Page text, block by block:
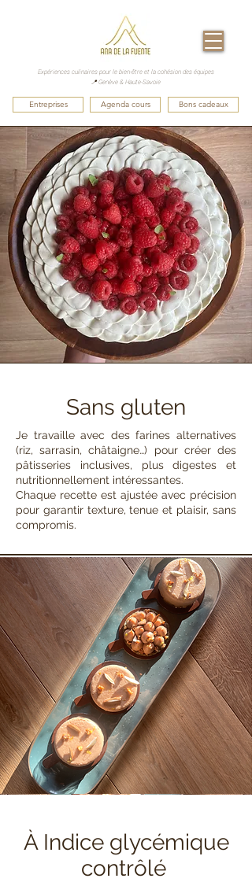
Expériences culinaires pour le bien-être et la cohésion des équipes
📍 Genève & Haute-Savoie
Entreprises Agenda cours Bons cadeaux
Sans gluten
Je travaille avec des farines alternatives
(riz, sarrasin, châtaigne…) pour créer des
pâtisseries inclusives, plus digestes et
nutritionnellement intéressantes.
Chaque recette est ajustée avec précision
pour garantir texture, tenue et plaisir, sans
compromis.
À Indice glycémique
contrôlé